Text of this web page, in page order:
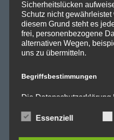
Wichtige Links
SPD in Startseite
Datenschutzerklärung
Sicherheitslücken
Schutz nicht gewährleistet
diesem Grund steht es
frei, personenbezogene
alternativen Wegen,
uns zu übermitteln.
Begriffsbestimmungen
Die Datenschutzerklärung
Richtlinien- und
verwendet wurden.
Essenziell